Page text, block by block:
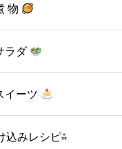
物
ラダ
イーツ
込みレシピ⁂